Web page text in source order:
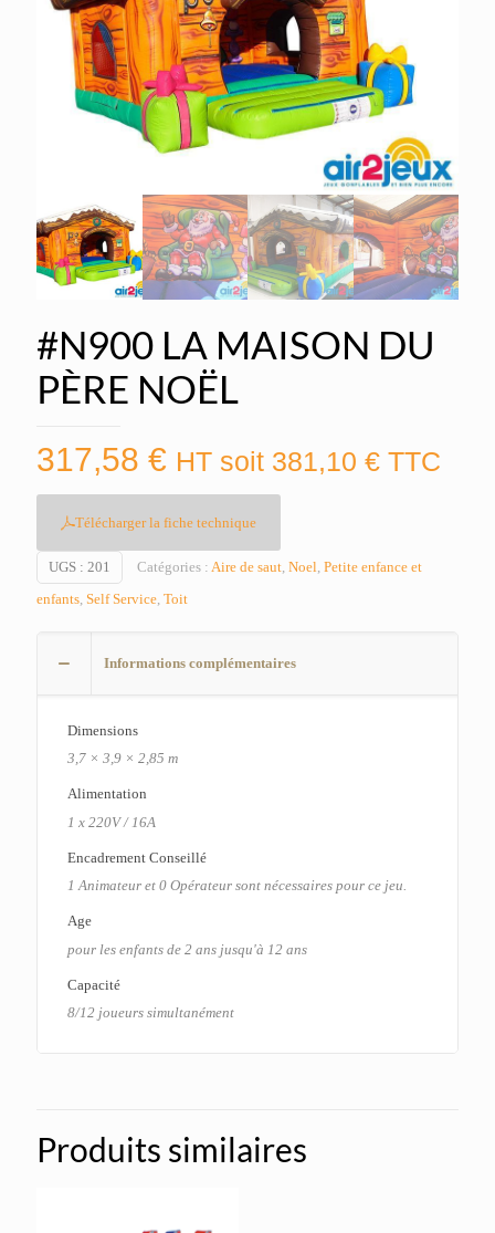
#N900 LA MAISON DU
PÈRE NOËL
317,58 € HT soit 381,10 € TTC
Télécharger la fiche technique
UGS : 201 Catégories : Aire de saut, Noel, Petite enfance et
enfants, Self Service, Toit
Informations complémentaires
Dimensions
3,7 × 3,9 × 2,85 m
Alimentation
1 x 220V / 16A
Encadrement Conseillé
1 Animateur et 0 Opérateur sont nécessaires pour ce jeu.
Age
pour les enfants de 2 ans jusqu'à 12 ans
Capacité
8/12 joueurs simultanément
Produits similaires